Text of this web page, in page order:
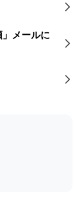
メールに